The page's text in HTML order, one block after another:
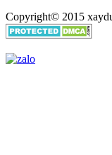
Copyright© 2015